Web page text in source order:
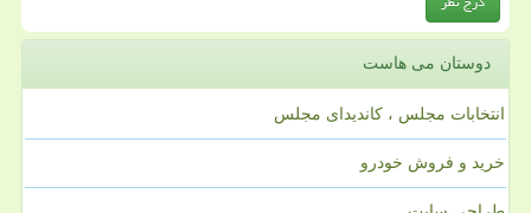
دوستان می هاست
انتخابات مجلس ، کاندیدای مجلس
خرید و فروش خودرو